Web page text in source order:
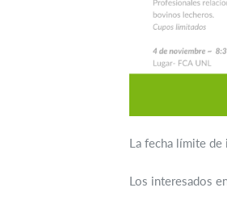
La fecha límite
Los interesados